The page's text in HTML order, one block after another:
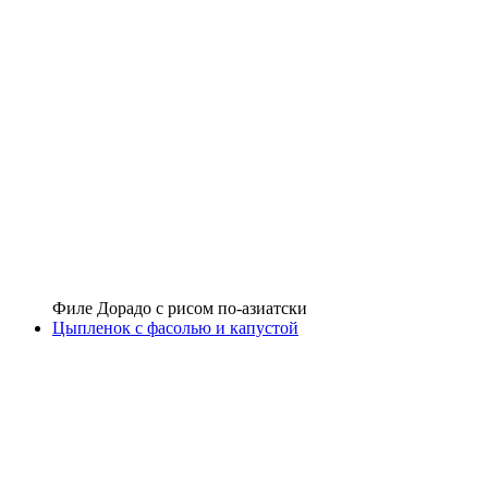
Филе Дорадо с рисом по-азиатски
Цыпленок с фасолью и капустой